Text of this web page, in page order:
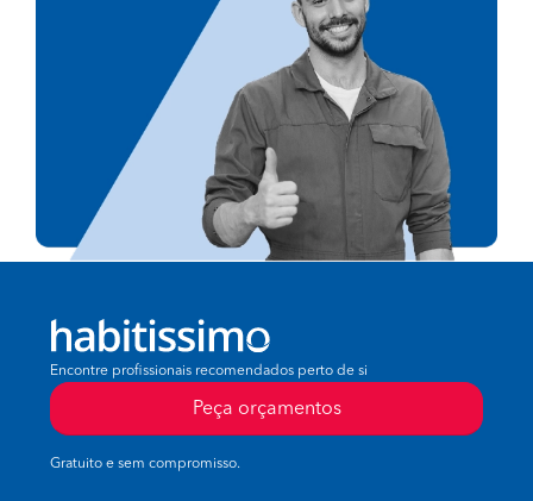
Encontre profissionais recomendados perto de si
Peça orçamentos
Gratuito e sem compromisso.